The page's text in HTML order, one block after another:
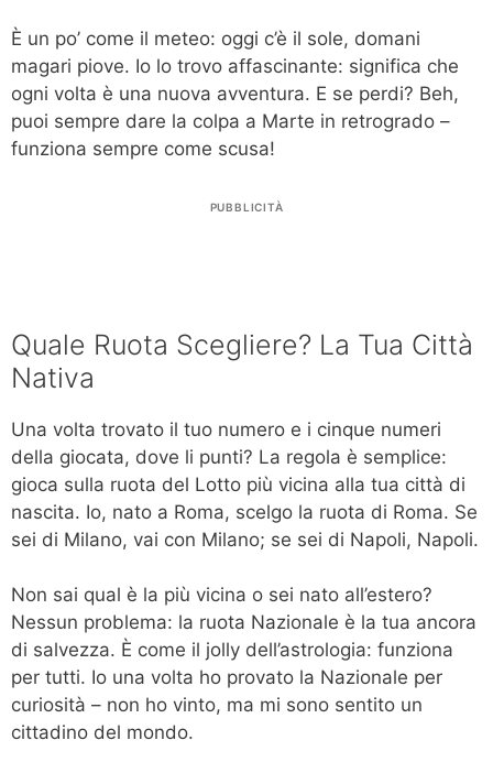
È un po’ come il meteo: oggi c’è il sole, domani
magari piove. Io lo trovo affascinante: significa che
ogni volta è una nuova avventura. E se perdi? Beh,
puoi sempre dare la colpa a Marte in retrogrado –
funziona sempre come scusa!
PUBBLICITÀ
Quale Ruota Scegliere? La Tua Città
Nativa
Una volta trovato il tuo numero e i cinque numeri
della giocata, dove li punti? La regola è semplice:
gioca sulla ruota del Lotto più vicina alla tua città di
nascita. Io, nato a Roma, scelgo la ruota di Roma. Se
sei di Milano, vai con Milano; se sei di Napoli, Napoli.
Non sai qual è la più vicina o sei nato all’estero?
Nessun problema: la ruota Nazionale è la tua ancora
di salvezza. È come il jolly dell’astrologia: funziona
per tutti. Io una volta ho provato la Nazionale per
curiosità – non ho vinto, ma mi sono sentito un
cittadino del mondo.